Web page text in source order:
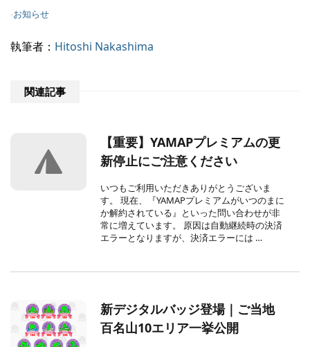
-お知らせ
執筆者： Hitoshi Nakashima
関連記事
【重要】YAMAPプレミアムの更
新停止にご注意ください
いつもご利用いただきありがとうございま
す。 現在、『YAMAPプレミアムがいつのまに
か解約されている』といった問い合わせが非
常に増えています。 原因は自動継続時の決済
エラーとなりますが、決済エラーには …
新デジタルバッジ登場｜ご当地
百名山10エリア一挙公開